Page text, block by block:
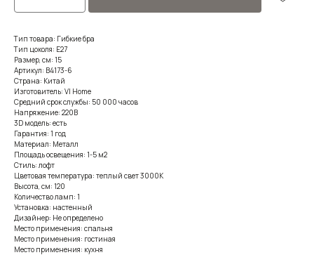
Тип товара: Гибкие бра
Тип цоколя: E27
Размер, см: 15
Артикул: B4173-6
Страна: Китай
Изготовитель: VI Home
Средний срок службы: 50 000 часов
Напряжение: 220В
3D модель: есть
Гарантия: 1 год
Материал: Металл
Площадь освещения: 1-5 м2
Стиль: лофт
Цветовая температура: теплый свет 3000К
Высота, см: 120
Количество ламп: 1
Установка: настенный
Дизайнер: Не определено
Место применения: спальня
Место применения: гостиная
Место применения: кухня